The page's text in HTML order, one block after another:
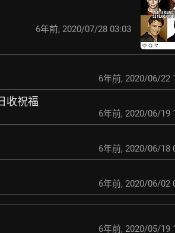
6年前, 2020/07/28 03:03
6年前, 2020/06/22
收祝福
6年前, 2020/06/19
6年前, 2020/06/18
6年前, 2020/06/02
6年前, 2020/05/19